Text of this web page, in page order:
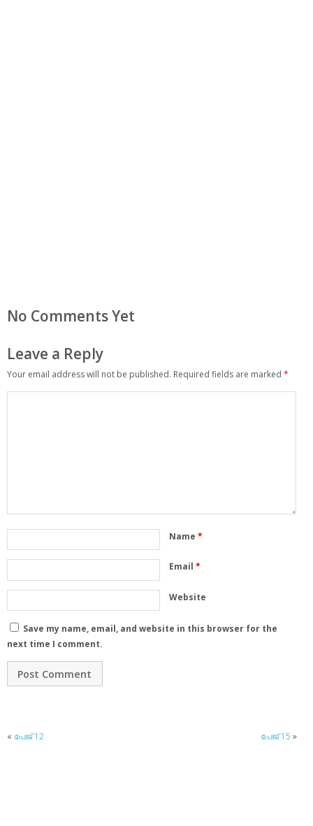
No Comments Yet
Leave a Reply
Your email address will not be published. Required fields are marked *
Name *
Email *
Website
Save my name, email, and website in this browser for the
next time I comment.
« പേജ് 12 പേജ് 15 »